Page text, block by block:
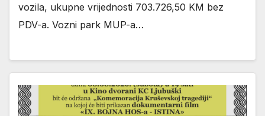
vozila, ukupne vrijednosti 703.726,50 KM bez
PDV-a. Vozni park MUP-a…